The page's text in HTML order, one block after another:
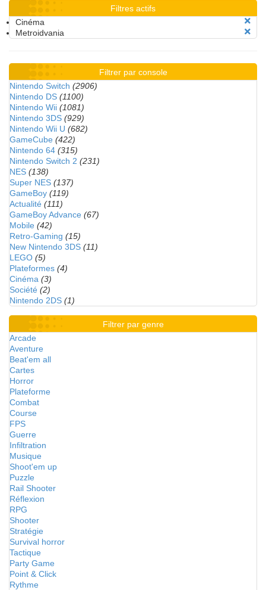
Filtres actifs
Cinéma
Metroidvania
Filtrer par console
Nintendo Switch (2906)
Nintendo DS (1100)
Nintendo Wii (1081)
Nintendo 3DS (929)
Nintendo Wii U (682)
GameCube (422)
Nintendo 64 (315)
Nintendo Switch 2 (231)
NES (138)
Super NES (137)
GameBoy (119)
Actualité (111)
GameBoy Advance (67)
Mobile (42)
Retro-Gaming (15)
New Nintendo 3DS (11)
LEGO (5)
Plateformes (4)
Cinéma (3)
Société (2)
Nintendo 2DS (1)
Filtrer par genre
Arcade
Aventure
Beat'em all
Cartes
Horror
Plateforme
Combat
Course
FPS
Guerre
Infiltration
Musique
Shoot'em up
Puzzle
Rail Shooter
Réflexion
RPG
Shooter
Stratégie
Survival horror
Tactique
Party Game
Point & Click
Rythme